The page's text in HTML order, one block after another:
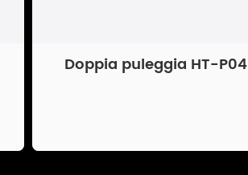
Doppia puleggia HT-P04